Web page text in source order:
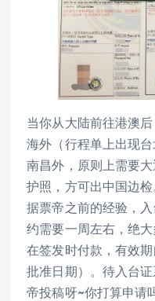
当你从大陆前往港澳
海外（行程单上出现
南昌外，原则上需要
护照，方可出中国边
据票帝之前的经验，
约需要一周左右，绝
在签发时付款，有效
批准日期）。待入台
帝投稿呀~你打算申请